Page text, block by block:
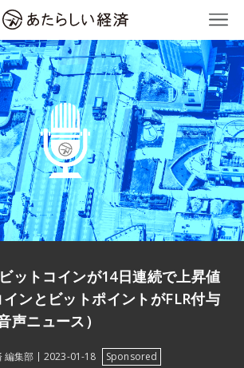
ットコインが14日連続で上昇値
ンとビットポイントがFLR付与
声ニュース）
編集部 2023-01-18 Sponsored